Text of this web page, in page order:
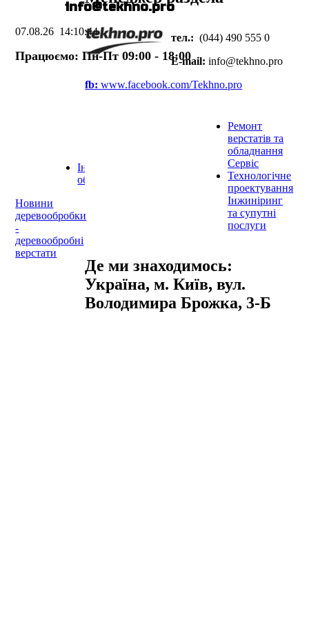
info@tekhno.pro
07.08.26 14:10:44
Працюємо: Пн-Пт 09:00 - 18:00
RAPID
обробки дверних
коробок
Верстати для
обробки дверних
полотен
Шкантозабивні
Інструменти та допоміжне
обладнання
Новини
деревообробки
-
деревообробні
верстати
тел.: (044) 490 555 0
E-mail: info@tekhno.pro
fb:www.facebook.com/Tekhno.pro
Ремонт
верстатів та
обладнання
Сервіс
Технологічне
проектування
Інжиніринг
та супутні
послуги
Де ми знаходимось:
Україна, м. Київ, вул.
Володимира Брожка, 3-Б